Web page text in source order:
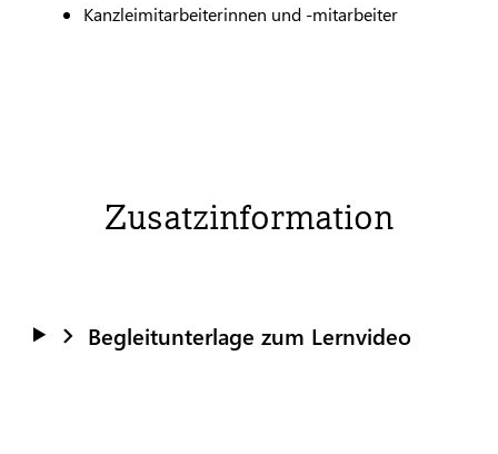
Kanzleimitarbeiterinnen und -mitarbeiter
Zusatzinformation
Begleitunterlage zum Lernvideo